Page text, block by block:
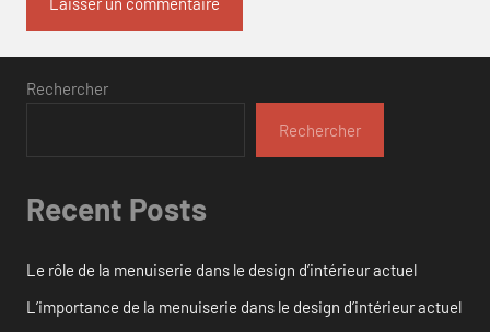
Rechercher
Rechercher
Recent Posts
Le rôle de la menuiserie dans le design d’intérieur actuel
L’importance de la menuiserie dans le design d’intérieur actuel